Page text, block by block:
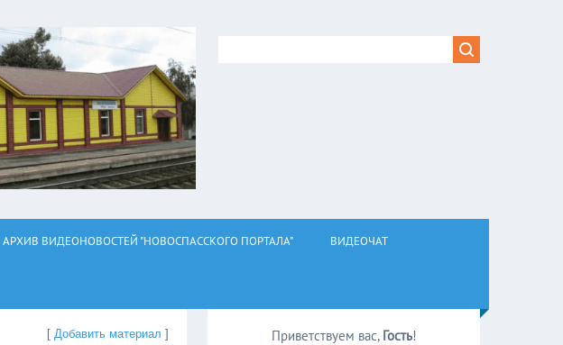
АРХИВ ВИДЕОНОВОСТЕЙ "НОВОСПАССКОГО ПОРТАЛА" ВИДЕОЧАТ
[Добавить материал ] Приветствуем вас, Гость!